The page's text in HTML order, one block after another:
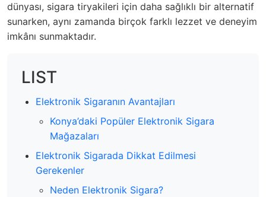
dünyası, sigara tiryakileri için daha sağlıklı bir alternatif
sunarken, aynı zamanda birçok farklı lezzet ve deneyim
imkânı sunmaktadır.
LIST
Elektronik Sigaranın Avantajları
Konya’daki Popüler Elektronik Sigara
Mağazaları
Elektronik Sigarada Dikkat Edilmesi
Gerekenler
Neden Elektronik Sigara?